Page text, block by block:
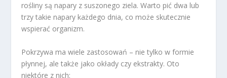
rośliny są napary z suszonego ziela. Warto pić dwa lub
trzy takie napary każdego dnia, co może skutecznie
wspierać organizm.
Pokrzywa ma wiele zastosowań – nie tylko w formie
płynnej, ale także jako okłady czy ekstrakty. Oto
niektóre z nich: